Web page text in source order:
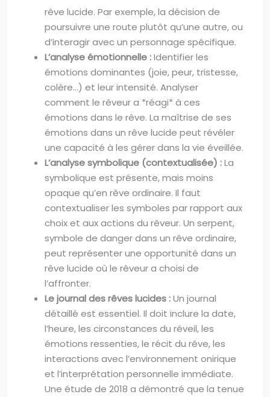
rêve lucide. Par exemple, la décision de
poursuivre une route plutôt qu’une autre, ou
d’interagir avec un personnage spécifique.
L’analyse émotionnelle :Identifier les
émotions dominantes (joie, peur, tristesse,
colère…) et leur intensité. Analyser
comment le rêveur a *réagi* à ces
émotions dans le rêve. La maîtrise de ses
émotions dans un rêve lucide peut révéler
une capacité à les gérer dans la vie éveillée.
L’analyse symbolique (contextualisée) :La
symbolique est présente, mais moins
opaque qu’en rêve ordinaire. Il faut
contextualiser les symboles par rapport aux
choix et aux actions du rêveur. Un serpent,
symbole de danger dans un rêve ordinaire,
peut représenter une opportunité dans un
rêve lucide où le rêveur a choisi de
l’affronter.
Le journal des rêves lucides :Un journal
détaillé est essentiel. Il doit inclure la date,
l’heure, les circonstances du réveil, les
émotions ressenties, le récit du rêve, les
interactions avec l’environnement onirique
et l’interprétation personnelle immédiate.
Une étude de 2018 a démontré que la tenue